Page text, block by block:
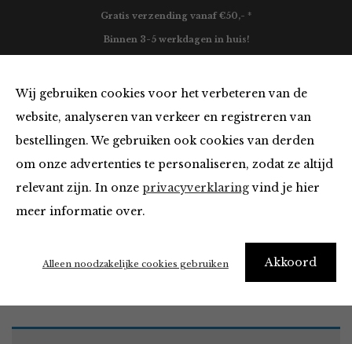
Wij gebruiken cookies voor het verbeteren van de
website, analyseren van verkeer en registreren van
bestellingen. We gebruiken ook cookies van derden
om onze advertenties te personaliseren, zodat ze altijd
relevant zijn. In onze privacyverklaringvind je hier
meer informatie over.
Akkoord
Alleen noodzakelijke cookies gebruiken
Gratis verzending vanaf €50,- *
Binnen 3-5 werkdagen in huis!
Vesten en Truien
Home Winkel Kleding Vesten en Truien